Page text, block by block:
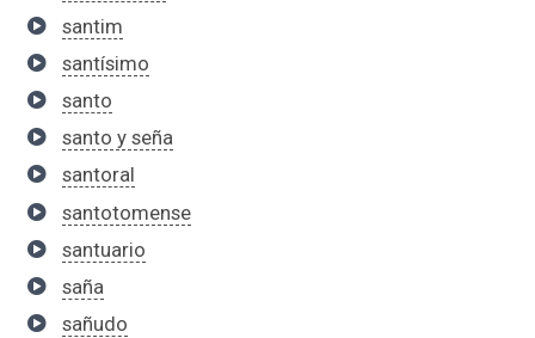
santim
santísimo
santo
santo y seña
santoral
santotomense
santuario
saña
sañudo